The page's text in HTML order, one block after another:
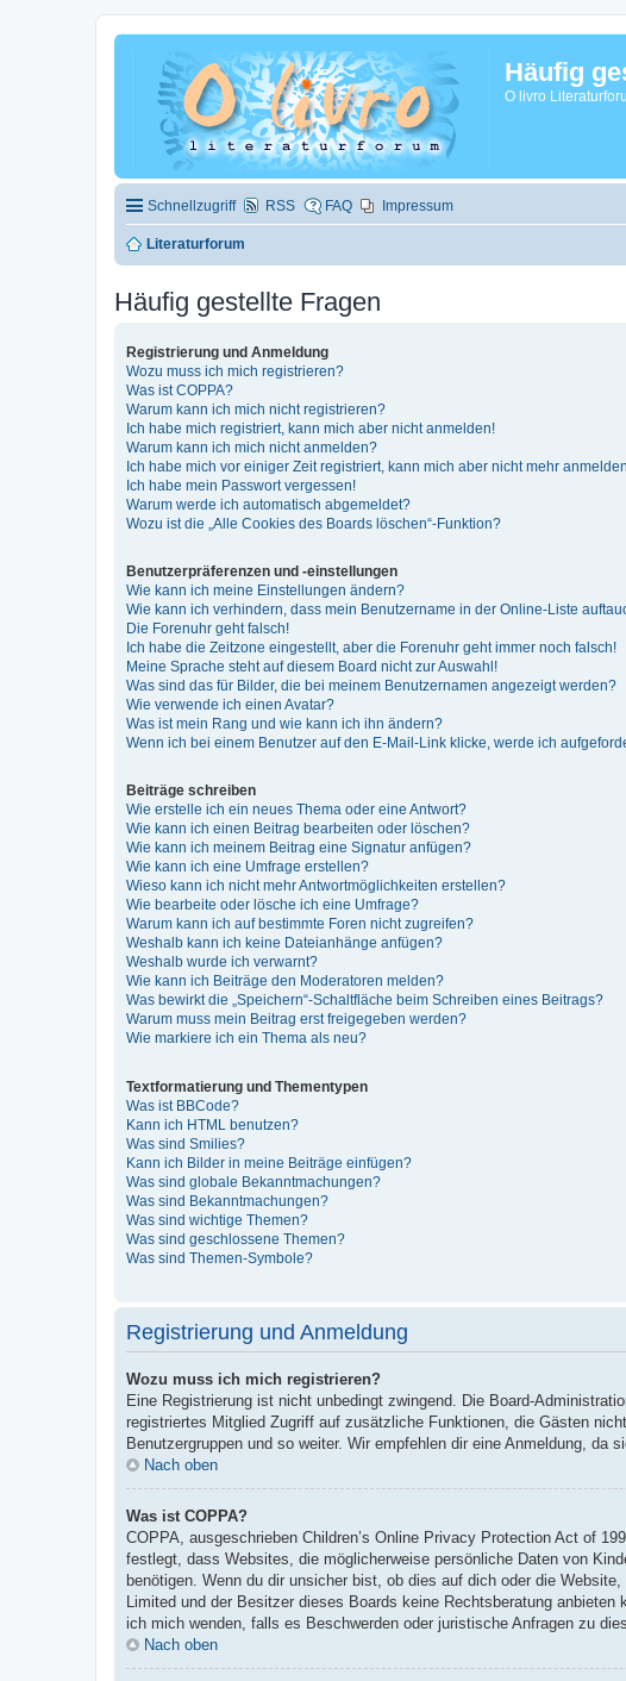
Häufig
O livro
Schnellzugriff RSS FAQ Impressum
Literaturforum
Häufig gestellte Fragen
Registrierung und Anmeldung
Wozu muss ich mich registrieren?
Was ist COPPA?
Warum kann ich mich nicht registrieren?
Ich habe mich registriert, kann mich aber nicht anmelden!
Warum kann ich mich nicht anmelden?
Ich habe mich vor einiger Zeit registriert, kann mich aber nicht mehr
Ich habe mein Passwort vergessen!
Warum werde ich automatisch abgemeldet?
Wozu ist die „Alle Cookies des Boards löschen“-Funktion?
Benutzerpräferenzen und -einstellungen
Wie kann ich meine Einstellungen ändern?
Wie kann ich verhindern, dass mein Benutzername in der Online-Liste
Die Forenuhr geht falsch!
Ich habe die Zeitzone eingestellt, aber die Forenuhr geht immer noch falsch!
Meine Sprache steht auf diesem Board nicht zur Auswahl!
Was sind das für Bilder, die bei meinem Benutzernamen angezeigt werden?
Wie verwende ich einen Avatar?
Was ist mein Rang und wie kann ich ihn ändern?
Wenn ich bei einem Benutzer auf den E-Mail-Link klicke, werde ich
Beiträge schreiben
Wie erstelle ich ein neues Thema oder eine Antwort?
Wie kann ich einen Beitrag bearbeiten oder löschen?
Wie kann ich meinem Beitrag eine Signatur anfügen?
Wie kann ich eine Umfrage erstellen?
Wieso kann ich nicht mehr Antwortmöglichkeiten erstellen?
Wie bearbeite oder lösche ich eine Umfrage?
Warum kann ich auf bestimmte Foren nicht zugreifen?
Weshalb kann ich keine Dateianhänge anfügen?
Weshalb wurde ich verwarnt?
Wie kann ich Beiträge den Moderatoren melden?
Was bewirkt die „Speichern“-Schaltfläche beim Schreiben eines Beitrags?
Warum muss mein Beitrag erst freigegeben werden?
Wie markiere ich ein Thema als neu?
Textformatierung und Thementypen
Was ist BBCode?
Kann ich HTML benutzen?
Was sind Smilies?
Kann ich Bilder in meine Beiträge einfügen?
Was sind globale Bekanntmachungen?
Was sind Bekanntmachungen?
Was sind wichtige Themen?
Was sind geschlossene Themen?
Was sind Themen-Symbole?
Registrierung und Anmeldung
Wozu muss ich mich registrieren?
Eine Registrierung ist nicht unbedingt zwingend. Die Board-
registriertes Mitglied Zugriff auf zusätzliche Funktionen, die Gästen
Benutzergruppen und so weiter. Wir empfehlen dir eine Anmeldung, da
Nach oben
Was ist COPPA?
COPPA, ausgeschrieben Children’s Online Privacy Protection Act of
festlegt, dass Websites, die möglicherweise persönliche Daten von
benötigen. Wenn du dir unsicher bist, ob dies auf dich oder die
Limited und der Besitzer dieses Boards keine Rechtsberatung
ich mich wenden, falls es Beschwerden oder juristische Anfragen zu
Nach oben